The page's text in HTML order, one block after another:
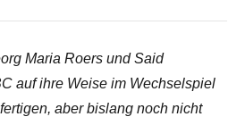
Maria Roers und Said
auf ihre Weise im Wechselspiel
aber bislang noch nicht